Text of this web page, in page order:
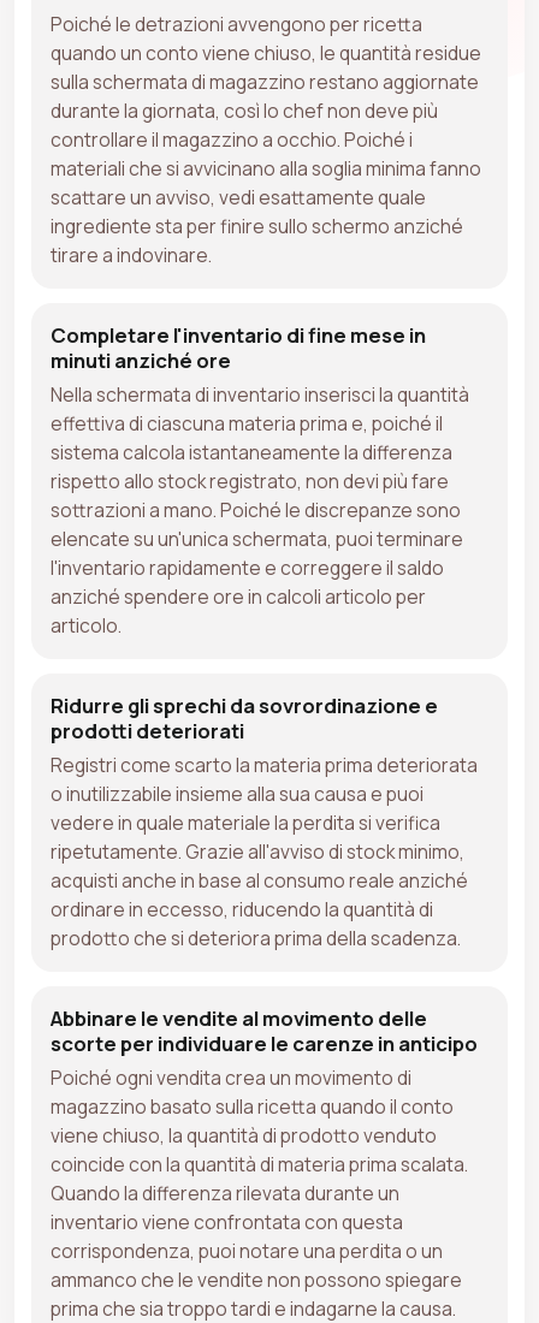
Poiché le detrazioni avvengono per ricetta
quando un conto viene chiuso, le quantità residue
sulla schermata di magazzino restano aggiornate
durante la giornata, così lo chef non deve più
controllare il magazzino a occhio. Poiché i
materiali che si avvicinano alla soglia minima fanno
scattare un avviso, vedi esattamente quale
ingrediente sta per finire sullo schermo anziché
tirare a indovinare.
Completare l'inventario di fine mese in
minuti anziché ore
Nella schermata di inventario inserisci la quantità
effettiva di ciascuna materia prima e, poiché il
sistema calcola istantaneamente la differenza
rispetto allo stock registrato, non devi più fare
sottrazioni a mano. Poiché le discrepanze sono
elencate su un'unica schermata, puoi terminare
l'inventario rapidamente e correggere il saldo
anziché spendere ore in calcoli articolo per
articolo.
Ridurre gli sprechi da sovrordinazione e
prodotti deteriorati
Registri come scarto la materia prima deteriorata
o inutilizzabile insieme alla sua causa e puoi
vedere in quale materiale la perdita si verifica
ripetutamente. Grazie all'avviso di stock minimo,
acquisti anche in base al consumo reale anziché
ordinare in eccesso, riducendo la quantità di
prodotto che si deteriora prima della scadenza.
Abbinare le vendite al movimento delle
scorte per individuare le carenze in anticipo
Poiché ogni vendita crea un movimento di
magazzino basato sulla ricetta quando il conto
viene chiuso, la quantità di prodotto venduto
coincide con la quantità di materia prima scalata.
Quando la differenza rilevata durante un
inventario viene confrontata con questa
corrispondenza, puoi notare una perdita o un
ammanco che le vendite non possono spiegare
prima che sia troppo tardi e indagarne la causa.